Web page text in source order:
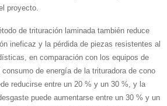
proyecto.
de trituración laminada también reduce
ineficaz y la pérdida de piezas resistentes al
en comparación con los equipos de
de energía de la trituradora de cono
reducirse entre un 20 % y un 30 %, y la
puede aumentarse entre un 30 % y un